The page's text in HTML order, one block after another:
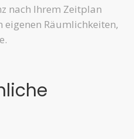
nach Ihrem Zeitplan
Räumlichkeiten,